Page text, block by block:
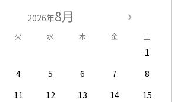
2026年8月
火 水 木 金 土
1
4 5 6 7
8
11 12 13 14
15